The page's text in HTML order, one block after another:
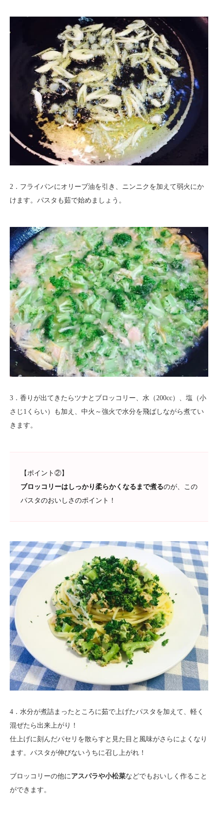
2．フライパンにオリーブ油を引き、ニンニクを加えて弱火にか
けます。パスタも茹で始めましょう。
3．香りが出てきたらツナとブロッコリー、水（200cc）、塩（小
さじ1くらい）も加え、中火～強火で水分を飛ばしながら煮てい
きます。
【ポイント②】
ブロッコリーはしっかり柔らかくなるまで煮るのが、この
パスタのおいしさのポイント！
4．水分が煮詰まったところに茹で上げたパスタを加えて、軽く
混ぜたら出来上がり！
仕上げに刻んだパセリを散らすと見た目と風味がさらによくなり
ます。パスタが伸びないうちに召し上がれ！
ブロッコリーの他に アスパラや小松菜などでもおいしく作ること
ができます。